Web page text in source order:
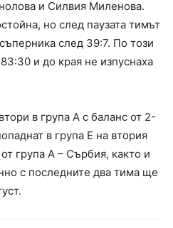
и Силвия Миленова.
но след паузата тимът
след 39:7. По този
и до края не изпуснаха
в група А с баланс от 2-
в група Е на втория
група А – Сърбия, както и
с последните два тима ще